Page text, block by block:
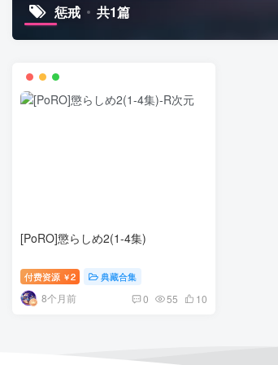
惩戒 共1篇
[PoRO]懲らしめ2(1-4集)
付费资源 ￥2 典藏合集
8个月前 0 55 10